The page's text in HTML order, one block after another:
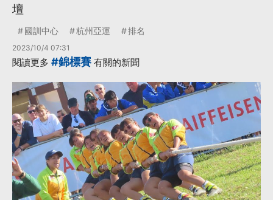
壇
國訓中心 杭州亞運 排名
2023/10/4 07:31
閱讀更多 #錦標賽 有關的新聞